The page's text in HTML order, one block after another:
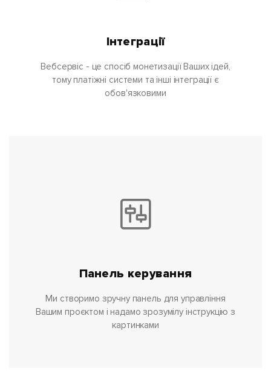
Інтеграції
Вебсервіс - це спосіб монетизації Ваших ідей,
тому платіжні системи та інші інтеграції є
обов'язковими
Панель керування
Ми створимо зручну панель для управління
Вашим проєктом і надамо зрозумілу інструкцію з
картинками